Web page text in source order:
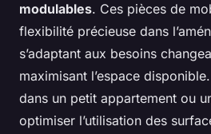
modulables. Ces pièces de
flexibilité précieuse dans
s’adaptant aux besoins
maximisant l’espace
dans un petit appartement ou
optimiser l’utilisation des